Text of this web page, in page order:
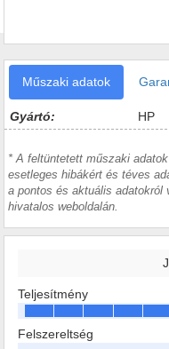
Műszaki adatok
Gyártó: HP
* A feltüntetett műszaki
esetleges hibákért és téves
a pontos és aktuális adatokról
hivatalos weboldalán.
Teljesítmény
Felszereltség